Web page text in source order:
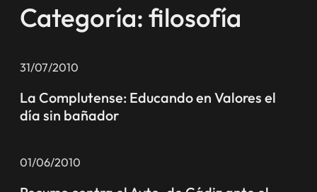
Categoría:filosofía
31/07/2010
La Complutense: Educando en Valores el
día sin bañador
01/06/2010